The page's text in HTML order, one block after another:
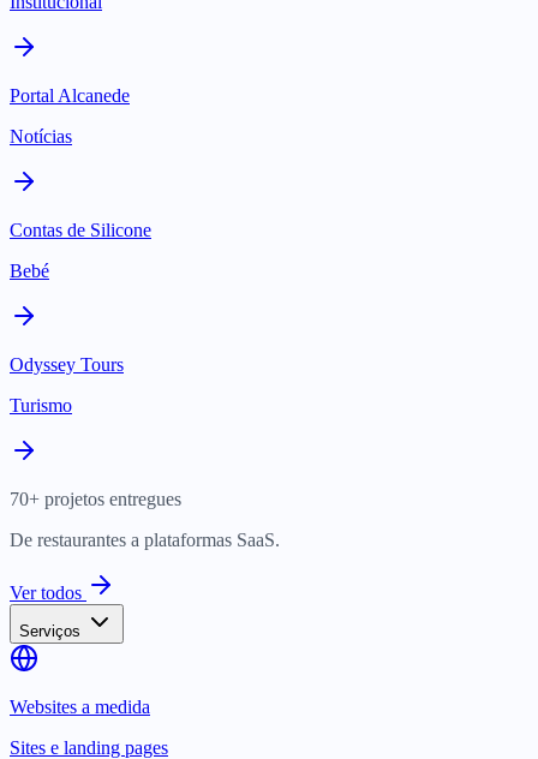
Portal Alcanede
Notícias
Contas de Silicone
Bebé
Odyssey Tours
Turismo
70+ projetos entregues
De restaurantes a plataformas SaaS.
Ver todos
Serviços
Websites a medida
Sites e landing pages